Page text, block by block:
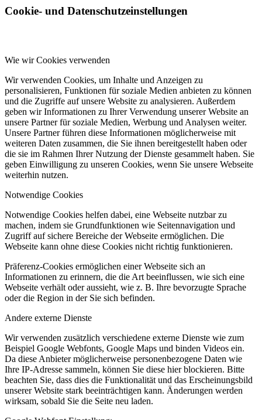
Cookie- und Datenschutzeinstellungen
Wie wir Cookies verwenden
Wir verwenden Cookies, um Inhalte und Anzeigen zu
personalisieren, Funktionen für soziale Medien anbieten zu können
und die Zugriffe auf unsere Website zu analysieren. Außerdem
geben wir Informationen zu Ihrer Verwendung unserer Website an
unsere Partner für soziale Medien, Werbung und Analysen weiter.
Unsere Partner führen diese Informationen möglicherweise mit
weiteren Daten zusammen, die Sie ihnen bereitgestellt haben oder
die sie im Rahmen Ihrer Nutzung der Dienste gesammelt haben. Sie
geben Einwilligung zu unseren Cookies, wenn Sie unsere Webseite
weiterhin nutzen.
Notwendige Cookies
Notwendige Cookies helfen dabei, eine Webseite nutzbar zu
machen, indem sie Grundfunktionen wie Seitennavigation und
Zugriff auf sichere Bereiche der Webseite ermöglichen. Die
Webseite kann ohne diese Cookies nicht richtig funktionieren.
Präferenz-Cookies ermöglichen einer Webseite sich an
Informationen zu erinnern, die die Art beeinflussen, wie sich eine
Webseite verhält oder aussieht, wie z. B. Ihre bevorzugte Sprache
oder die Region in der Sie sich befinden.
Andere externe Dienste
Wir verwenden zusätzlich verschiedene externe Dienste wie zum
Beispiel Google Webfonts, Google Maps und binden Videos ein.
Da diese Anbieter möglicherweise personenbezogene Daten wie
Ihre IP-Adresse sammeln, können Sie diese hier blockieren. Bitte
beachten Sie, dass dies die Funktionalität und das Erscheinungsbild
unserer Website stark beeinträchtigen kann. Änderungen werden
wirksam, sobald Sie die Seite neu laden.